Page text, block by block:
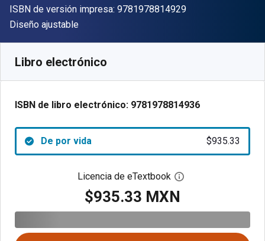
ISBN de versión impresa: 9781978814929"ISBN-13
Formato
Diseño ajustable
Libro electrónico
ISBN de libro electrónico: 9781978814936
De por vida $935.33
Licencia de eTextbook Abre el cuadro de
$935.33 MXN